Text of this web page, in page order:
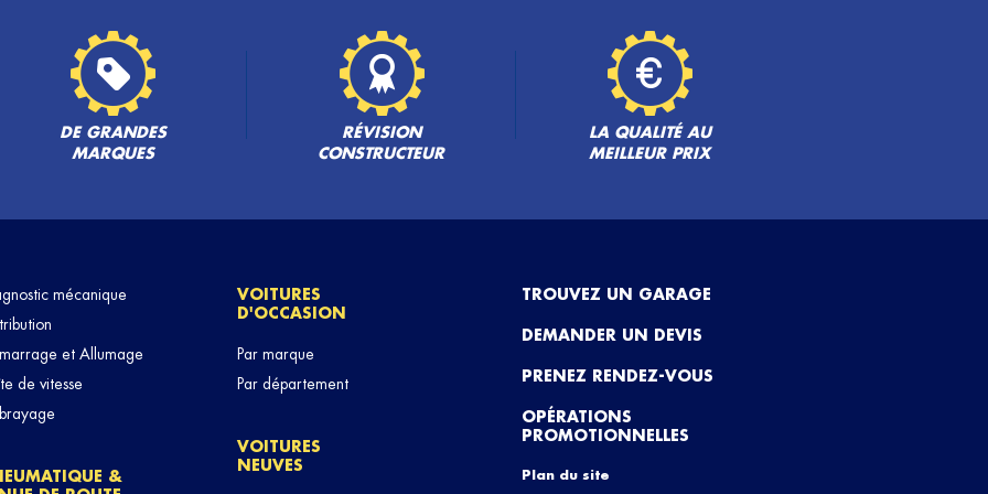
DE GRANDES
MARQUES
RÉVISION
CONSTRUCTEUR
LA QUALITÉ AU
MEILLEUR PRIX
mécanique
et Allumage
de vitesse
&
VOITURES
D'OCCASION
Par marque
Par département
VOITURES
NEUVES
TROUVEZ UN GARAGE
DEMANDER UN DEVIS
PRENEZ RENDEZ-VOUS
OPÉRATIONS
PROMOTIONNELLES
Plan du site